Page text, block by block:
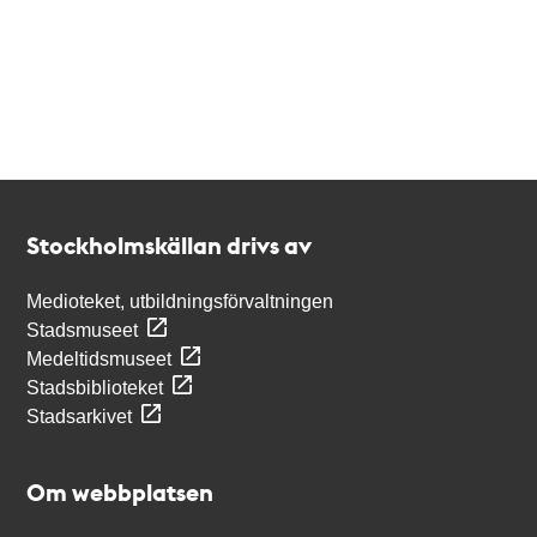
Stockholmskällan drivs av
Medioteket, utbildningsförvaltningen
Stadsmuseet
Medeltidsmuseet
Stadsbiblioteket
Stadsarkivet
Om webbplatsen